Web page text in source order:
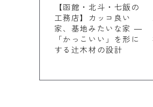
【函館・北斗・七飯の
工務店】カッコ良い
家、基地みたいな家 ―
「かっこいい」を形に
する辻木材の設計